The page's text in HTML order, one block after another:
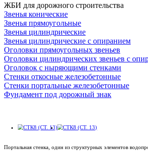
ЖБИ для дорожного строительства
Звенья конические
Звенья прямоугольные
Звенья цилиндрические
Звенья цилиндрические с опиранием
Оголовки прямоугольных звеньев
Оголовки цилиндрических звеньев с
Оголовок с ныряющими стенками
Стенки откосные железобетонные
Стенки портальные железобетонные
Фундамент под дорожный знак